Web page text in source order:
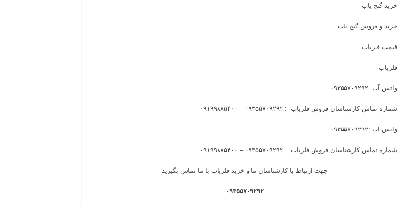
خرید گنج یاب
خرید و فروش گنج یاب
قیمت فلزیاب
فلزیاب
واتس آپ :۰۹۳۵۵۷۰۹۲۹۲
شماره تماس کارشناسان فروش فلزیاب : ۰۹۳۵۵۷۰۹۲۹۲ – ۰۹۱۹۹۸۸۵۴۰۰
واتس آپ :۰۹۳۵۵۷۰۹۲۹۲
شماره تماس کارشناسان فروش فلزیاب : ۰۹۳۵۵۷۰۹۲۹۲ – ۰۹۱۹۹۸۸۵۴۰۰
جهت ارتباط با کارشناسان ما و خرید فلزیاب با ما تماس بگیرید
۰۹۳۵۵۷۰۹۲۹۲